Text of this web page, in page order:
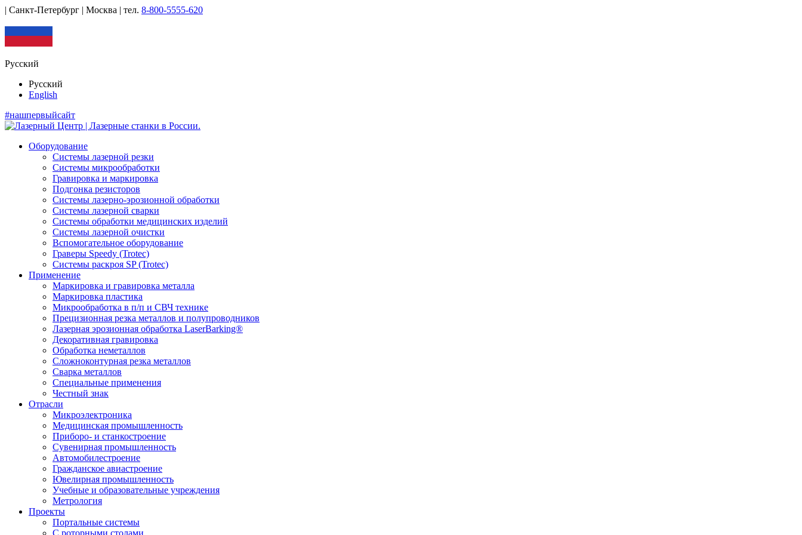
| Санкт-Петербург | Москва | тел. 8-800-5555-620
Русский
Русский
English
#нашпервыйсайт
Оборудование
Системы лазерной резки
Системы микрообработки
Гравировка и маркировка
Подгонка резисторов
Системы лазерно-эрозионной обработки
Системы лазерной сварки
Системы обработки медицинских изделий
Системы лазерной очистки
Вспомогательное оборудование
Граверы Speedy (Trotec)
Системы раскроя SP (Trotec)
Применение
Маркировка и гравировка металла
Маркировка пластика
Микрообработка в п/п и СВЧ технике
Прецизионная резка металлов и полупроводников
Лазерная эрозионная обработка LaserBarking®
Декоративная гравировка
Обработка неметаллов
Сложноконтурная резка металлов
Сварка металлов
Специальные применения
Честный знак
Отрасли
Микроэлектроника
Медицинская промышленность
Приборо- и станкостроение
Сувенирная промышленность
Автомобилестроение
Гражданское авиастроение
Ювелирная промышленность
Учебные и образовательные учреждения
Метрология
Проекты
Портальные системы
С роторными столами